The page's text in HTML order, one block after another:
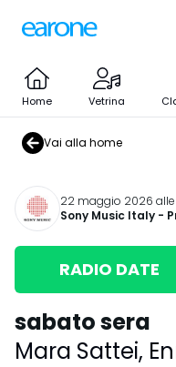
Home Vetrina
Vai alla home
22 maggio 2026 alle
Sony Music Italy -
RADIO DATE
sabato sera
Mara Sattei,